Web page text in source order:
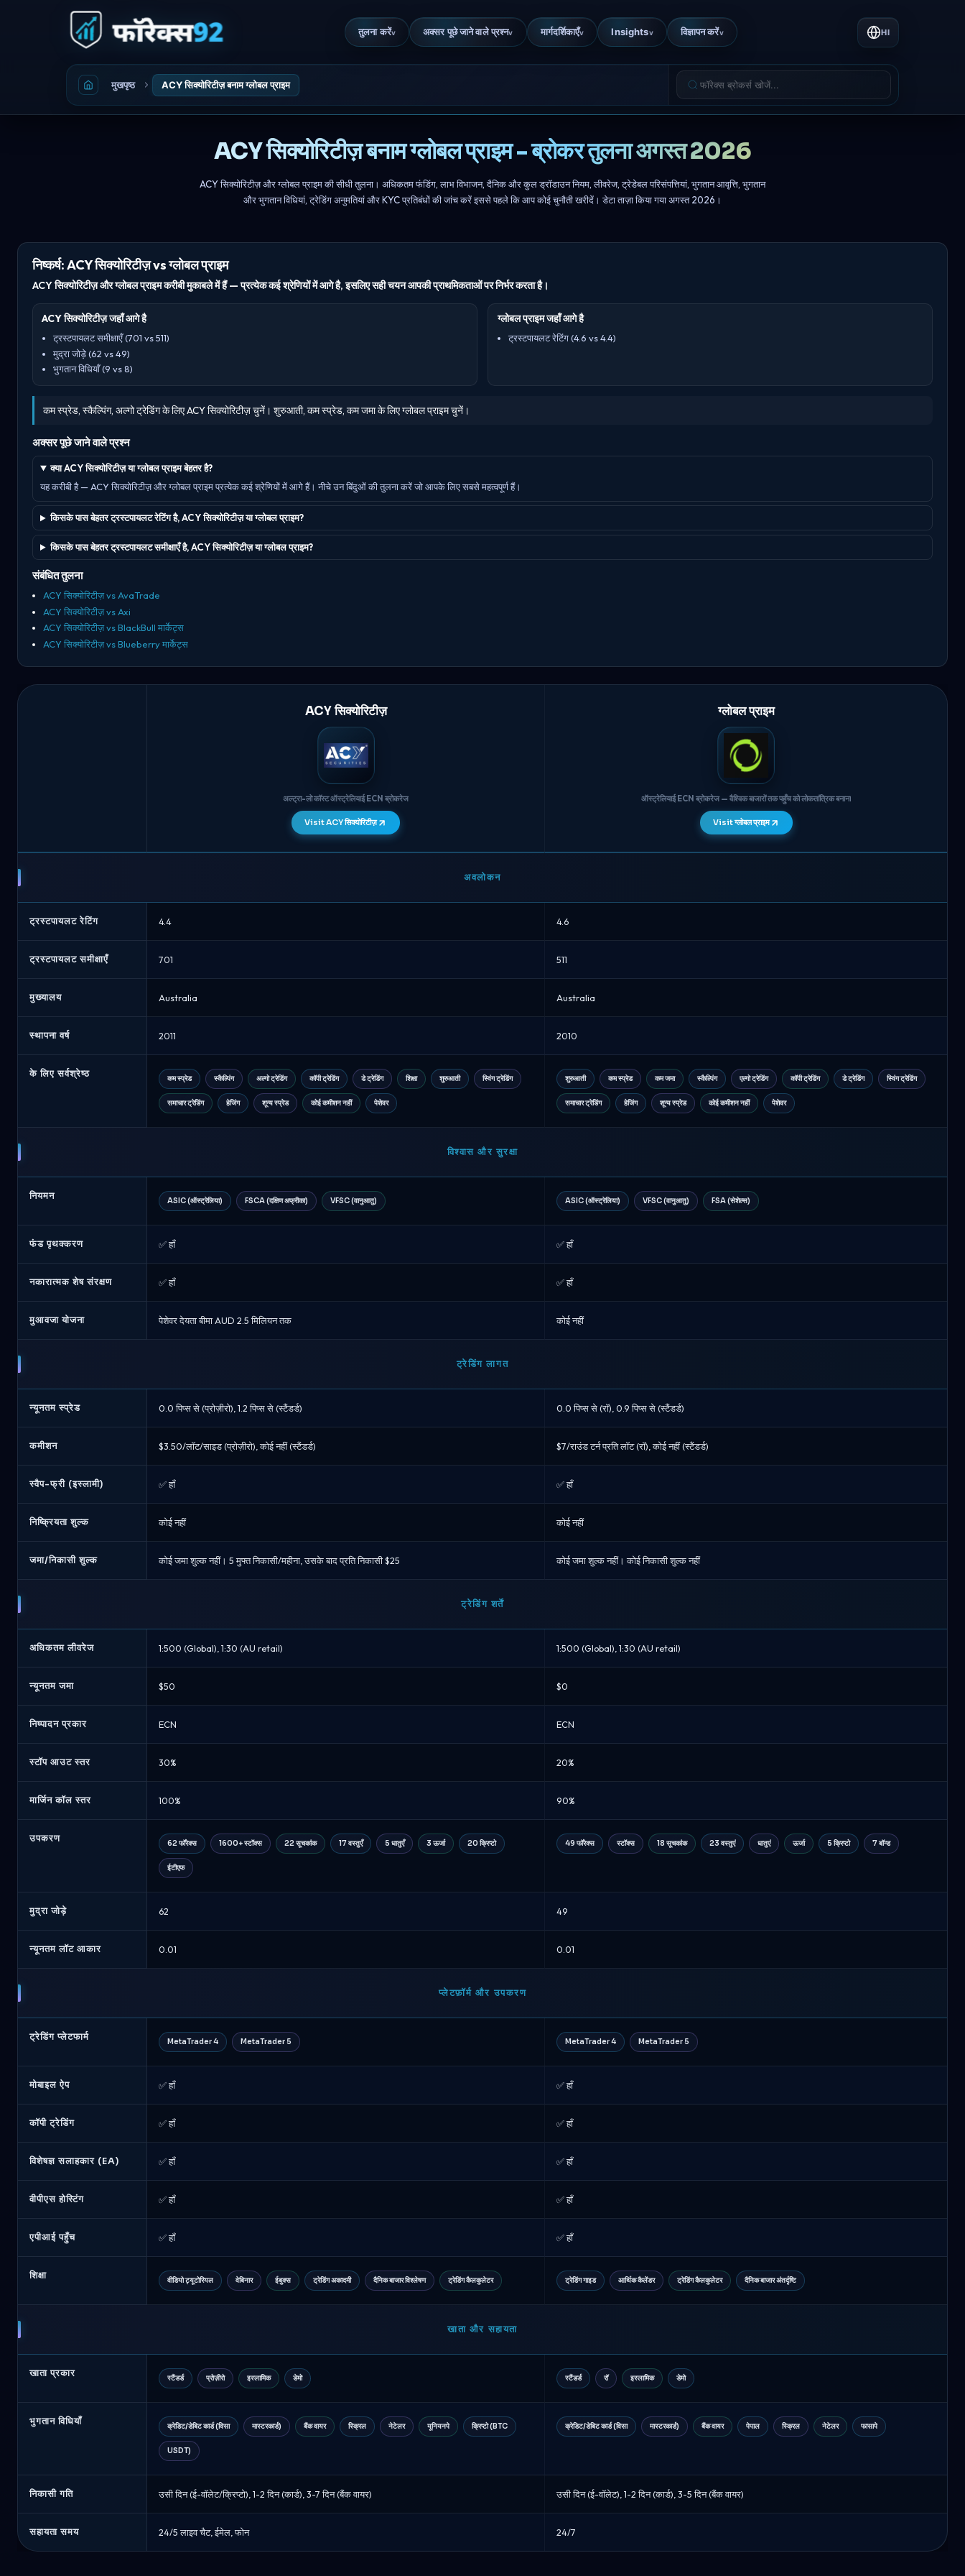
तुलना करेंv अक्सर पूछे जाने वाले प्रश्नv मार्गदर्शिकाएँv Insightsv विज्ञापन करेंv HI
मुखपृष्ठ ACY सिक्योरिटीज़ बनाम ग्लोबल प्राइम
ACY सिक्योरिटीज़ बनाम ग्लोबल प्राइम - ब्रोकर तुलना अगस्त 2026
ACY सिक्योरिटीज़ और ग्लोबल प्राइम की सीधी तुलना। अधिकतम फंडिंग, लाभ विभाजन, दैनिक और कुल ड्रॉडाउन नियम, लीवरेज, ट्रेडेबल परिसंपत्तियां, भुगतान आवृत्ति, भुगतान
और भुगतान विधियां, ट्रेडिंग अनुमतियां और KYC प्रतिबंधों की जांच करें इससे पहले कि आप कोई चुनौती खरीदें। डेटा ताज़ा किया गया अगस्त 2026।
निष्कर्ष: ACY सिक्योरिटीज़ vs ग्लोबल प्राइम
ACY सिक्योरिटीज़ और ग्लोबल प्राइम करीबी मुकाबले में हैं — प्रत्येक कई श्रेणियों में आगे है, इसलिए सही चयन आपकी प्राथमिकताओं पर निर्भर करता है।
ACY सिक्योरिटीज़ जहाँ आगे है
ट्रस्टपायलट समीक्षाएँ (701 vs 511)
मुद्रा जोड़े (62 vs 49)
भुगतान विधियाँ (9 vs 8)
ग्लोबल प्राइम जहाँ आगे है
ट्रस्टपायलट रेटिंग (4.6 vs 4.4)
कम स्प्रेड, स्कैल्पिंग, अल्गो ट्रेडिंग के लिए ACY सिक्योरिटीज़ चुनें। शुरुआती, कम स्प्रेड, कम जमा के लिए ग्लोबल प्राइम चुनें।
अक्सर पूछे जाने वाले प्रश्न
क्या ACY सिक्योरिटीज़ या ग्लोबल प्राइम बेहतर है?
यह करीबी है — ACY सिक्योरिटीज़ और ग्लोबल प्राइम प्रत्येक कई श्रेणियों में आगे हैं। नीचे उन बिंदुओं की तुलना करें जो आपके लिए सबसे महत्वपूर्ण हैं।
किसके पास बेहतर ट्रस्टपायलट रेटिंग है, ACY सिक्योरिटीज़ या ग्लोबल प्राइम?
किसके पास बेहतर ट्रस्टपायलट समीक्षाएँ है, ACY सिक्योरिटीज़ या ग्लोबल प्राइम?
संबंधित तुलना
ACY सिक्योरिटीज़ vs AvaTrade
ACY सिक्योरिटीज़ vs Axi
ACY सिक्योरिटीज़ vs BlackBull मार्केट्स
ACY सिक्योरिटीज़ vs Blueberry मार्केट्स
सिक्योरिटीज़
बनाम
ग्लोबल
प्राइम
तुलना
2026
ACY सिक्योरिटीज़
अल्ट्रा-लो कॉस्ट ऑस्ट्रेलियाई ECN ब्रोकरेज
Visit ACY सिक्योरिटीज़
ग्लोबल प्राइम
ऑस्ट्रेलियाई ECN ब्रोकरेज — वैश्विक बाजारों तक पहुँच को लोकतांत्रिक बनाना
Visit ग्लोबल प्राइम
अवलोकन
ट्रस्टपायलट रेटिंग 4.4 4.6
ट्रस्टपायलट समीक्षाएँ 701 511
मुख्यालय Australia Australia
स्थापना वर्ष 2011 2010
के लिए सर्वश्रेष्ठ कम स्प्रेड स्कैल्पिंग अल्गो ट्रेडिंग कॉपी ट्रेडिंग डे ट्रेडिंग शिक्षा शुरुआती स्विंग ट्रेडिंग
समाचार ट्रेडिंग हेजिंग शून्य स्प्रेड कोई कमीशन नहीं पेशेवर
शुरुआती कम स्प्रेड कम जमा स्कैल्पिंग एल्गो ट्रेडिंग कॉपी ट्रेडिंग डे ट्रेडिंग स्विंग ट्रेडिंग
समाचार ट्रेडिंग हेजिंग शून्य स्प्रेड कोई कमीशन नहीं पेशेवर
विश्वास और सुरक्षा
नियमन ASIC (ऑस्ट्रेलिया) FSCA (दक्षिण अफ्रीका) VFSC (वानुआतु) ASIC (ऑस्ट्रेलिया) VFSC (वानुआतु) FSA (सेशेल्स)
फंड पृथक्करण ✅ हाँ ✅ हाँ
नकारात्मक शेष संरक्षण ✅ हाँ ✅ हाँ
मुआवजा योजना पेशेवर देयता बीमा AUD 2.5 मिलियन तक कोई नहीं
ट्रेडिंग लागत
न्यूनतम स्प्रेड 0.0 पिप्स से (प्रोज़ीरो), 1.2 पिप्स से (स्टैंडर्ड) 0.0 पिप्स से (रॉ), 0.9 पिप्स से (स्टैंडर्ड)
कमीशन $3.50/लॉट/साइड (प्रोज़ीरो), कोई नहीं (स्टैंडर्ड) $7/राउंड टर्न प्रति लॉट (रॉ), कोई नहीं (स्टैंडर्ड)
स्वैप-फ्री (इस्लामी) ✅ हाँ ✅ हाँ
निष्क्रियता शुल्क कोई नहीं कोई नहीं
जमा/निकासी शुल्क कोई जमा शुल्क नहीं। 5 मुफ्त निकासी/महीना, उसके बाद प्रति निकासी $25 कोई जमा शुल्क नहीं। कोई निकासी शुल्क नहीं
ट्रेडिंग शर्तें
अधिकतम लीवरेज 1:500 (Global), 1:30 (AU retail) 1:500 (Global), 1:30 (AU retail)
न्यूनतम जमा $50 $0
निष्पादन प्रकार ECN ECN
स्टॉप आउट स्तर 30% 20%
मार्जिन कॉल स्तर 100% 90%
उपकरण 62 फॉरेक्स 1600+ स्टॉक्स 22 सूचकांक 17 वस्तुएँ 5 धातुएँ 3 ऊर्जा 20 क्रिप्टो
ईटीएफ
49 फॉरेक्स स्टॉक्स 18 सूचकांक 23 वस्तुएं धातुएं ऊर्जा 5 क्रिप्टो 7 बॉन्ड
मुद्रा जोड़े 62 49
न्यूनतम लॉट आकार 0.01 0.01
प्लेटफ़ॉर्म और उपकरण
ट्रेडिंग प्लेटफार्म MetaTrader 4 MetaTrader 5 MetaTrader 4 MetaTrader 5
मोबाइल ऐप ✅ हाँ ✅ हाँ
कॉपी ट्रेडिंग ✅ हाँ ✅ हाँ
विशेषज्ञ सलाहकार (EA) ✅ हाँ ✅ हाँ
वीपीएस होस्टिंग ✅ हाँ ✅ हाँ
एपीआई पहुँच ✅ हाँ ✅ हाँ
शिक्षा वीडियो ट्यूटोरियल वेबिनार ईबुक्स ट्रेडिंग अकादमी दैनिक बाजार विश्लेषण ट्रेडिंग कैलकुलेटर ट्रेडिंग गाइड आर्थिक कैलेंडर ट्रेडिंग कैलकुलेटर दैनिक बाजार अंतर्दृष्टि
खाता और सहायता
खाता प्रकार स्टैंडर्ड प्रोज़ीरो इस्लामिक डेमो स्टैंडर्ड रॉ इस्लामिक डेमो
भुगतान विधियाँ क्रेडिट/डेबिट कार्ड (विसा मास्टरकार्ड) बैंक वायर स्क्रिल नेटेलर यूनियनपे क्रिप्टो (BTC
USDT)
क्रेडिट/डेबिट कार्ड (विसा मास्टरकार्ड) बैंक वायर पेपाल स्क्रिल नेटेलर फासापे
निकासी गति उसी दिन (ई-वॉलेट/क्रिप्टो), 1-2 दिन (कार्ड), 3-7 दिन (बैंक वायर) उसी दिन (ई-वॉलेट), 1-2 दिन (कार्ड), 3-5 दिन (बैंक वायर)
सहायता समय 24/5 लाइव चैट, ईमेल, फोन 24/7